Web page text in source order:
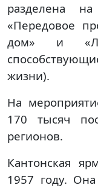
разделена
«Передовое
дом» и
жизни).
На
170 тысяч
регионов.
Кантонская
1957 году.